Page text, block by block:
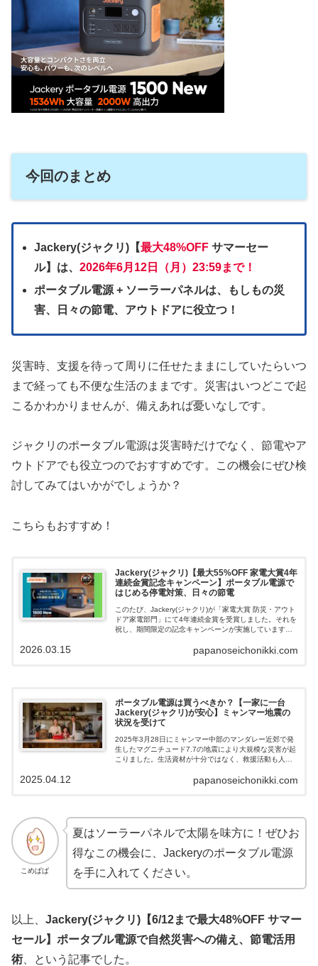
今回のまとめ
Jackery(ジャクリ)【最大48%OFF サマーセー
ル】は、2026年6月12日（月）23:59まで！
ポータブル電源 + ソーラーパネルは、もしもの災
害、日々の節電、アウトドアに役立つ！
災害時、支援を待って周りに任せたままにしていたらいつ
まで経っても不便な生活のままです。災害はいつどこで起
こるかわかりませんが、備えあれば憂いなしです。
ジャクリのポータブル電源は災害時だけでなく、節電やア
ウトドアでも役立つのでおすすめです。この機会にぜひ検
討してみてはいかがでしょうか？
こちらもおすすめ！
Jackery(ジャクリ)【最大55%OFF 家電大賞4年
連続金賞記念キャンペーン】ポータブル電源で
はじめる停電対策、日々の節電
このたび、Jackery(ジャクリ)が「家電大賞 防災・アウト
ドア家電部門」にて4年連続金賞を受賞しました。それを
祝し、期間限定の記念キャンペーンが実施しています。
らに割引となる特別クーポンでもっとお得に金賞受賞製
て停電対策、節電もできて良かったので、魅力をお届け
していきたいと思います。「Jackery ポータブル電源
1500 New」、セール情報、ポータブル電源の使い方につ
いて紹介していきます。
papanoseichonikki.com
2026.03.15
ポータブル電源は買うべきか？【一家に一台
Jackery(ジャクリ)が安心】ミャンマー地震の
状況を受けて
2025年3月28日にミャンマー中部のマンダレー近郊で発
生したマグニチュード7.7の地震により大規模な災害が起
こりました。生活資材が十分ではなく、救援活動も人員
ることから、避難生活は長期に及ぶとみられます。避難
です。しかし、なんでもかんでも備えるのは、いざとい
うときに邪魔になったり、管理が行き届かず災害時に使
えないなんてことも起こるかもしれません。なので、最
低限入っている防災バック、水・食料など用意しておく
必要がありますが、普段使わないものを置く場所を確保
することや賞味期限があり、我が家は防災バックは買い
ましたが、長期保存の水・食料はやや高く、場所も確保
できていないため、備蓄できていない状況です。です
模な災害でなくても役立ちます。私もジャクリのポータ
ブル電源にして、アウトドア・節電・防災対策がすべて
叶い、一家に一台あっても損することはないと思いまし
た。ポータブル電源は買うべきかどうか、悩んでいる方
におすすめのアイテムを紹介していきます。
papanoseichonikki.com
2025.04.12
こめぱぱ
夏はソーラーパネルで太陽を味方に！ぜひお
得なこの機会に、Jackeryのポータブル電源
を手に入れてください。
以上、 Jackery(ジャクリ)【6/12まで最大48%OFF サマー
セール】ポータブル電源で自然災害への備え、節電活用
術 、という記事でした。